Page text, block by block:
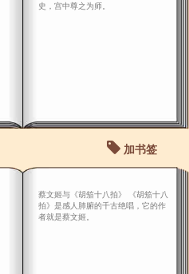
史，宫中尊之为师。
加书签
蔡文姬与《胡笳十八拍》 《胡笳十八
拍》是感人肺腑的千古绝唱，它的作
者就是蔡文姬。